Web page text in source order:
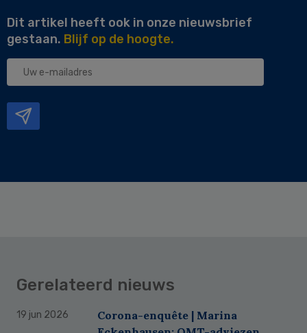
Dit artikel heeft ook in onze nieuwsbrief
gestaan. Blijf op de hoogte.
Uw
Gerelateerd nieuws
19 jun 2026
Corona-enquête | Marina